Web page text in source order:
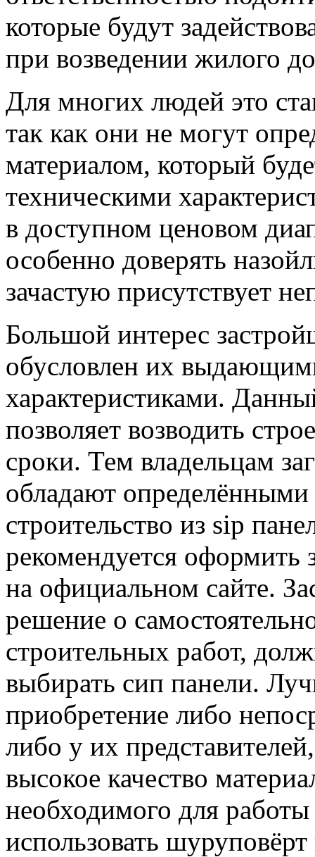
которые будут
при возведении жилого
Для многих людей это
так как они не могут
материалом, который
техническими
в доступном ценовом
особенно доверять
зачастую присутствует
Большой интерес
обусловлен их
характеристиками.
позволяет возводить
сроки. Тем владельцам
обладают
строительство из sip
рекомендуется оформить
на официальном сайте.
решение о
строительных работ,
выбирать сип панели.
приобретение либо
либо у их
высокое качество
необходимого для
использовать